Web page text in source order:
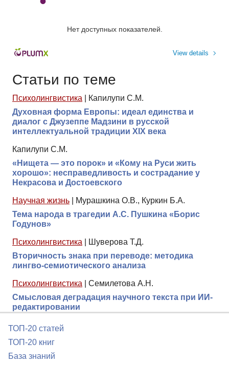
Нет доступных показателей.
View details
Статьи по теме
Психолингвистика
Капилупи С.М.
Духовная форма Европы: идеал единства и
диалог с Джузеппе Мадзини в русской
интеллектуальной традиции XIX века
Капилупи С.М.
«Нищета — это порок» и «Кому на Руси жить
хорошо»: несправедливость и сострадание у
Некрасова и Достоевского
Научная жизнь
Мурашкина О.В., Куркин Б.А.
Тема народа в трагедии А.С. Пушкина «Борис
Годунов»
Психолингвистика
Шуверова Т.Д.
Вторичность знака при переводе: методика
лингво-семиотического анализа
Психолингвистика
Семилетова А.Н.
Смысловая деградация научного текста при ИИ-
редактировании
ТОП-20 статей
ТОП-20 книг
База знаний